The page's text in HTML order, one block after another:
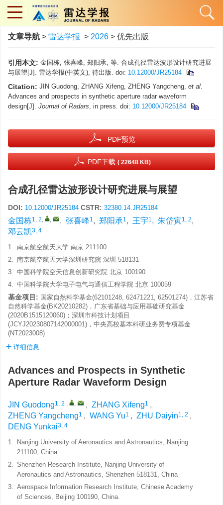
文章导航 > 雷达学报 > 2026 > 优先出版
引用本文: 金国栋, 张喜峰, 郑阳承, 等. 合成孔径雷达波形设计研究进展
与展望[J]. 雷达学报(中英文), 待出版. doi: 10.12000/JR25184
Citation: JIN Guodong, ZHANG Xifeng, ZHENG Yangcheng, et al.
Advances and prospects in synthetic aperture radar waveform
design[J]. Journal of Radars, in press. doi: 10.12000/JR25184
PDF预览
PDF下载 ( 22648 KB)
合成孔径雷达波形设计研究进展与展望
DOI: 10.12000/JR25184 CSTR: 32380.14.JR25184
金国栋1, 2, , , 张喜峰1, 郑阳承1, 王宇1, 朱岱寅1, 2,
邓云凯3, 4
1. 南京航空航天大学 南京 211100
2. 南京航空航天大学深圳研究院 深圳 518131
3. 中国科学院空天信息创新研究院 北京 100190
4. 中国科学院大学电子电气与通信工程学院 北京 100059
基金项目: 国家自然科学基金(62101248, 62471221, 62501274)，江苏省
自然科学基金(BK20210282)，广东省基础与应用基础研究基金
(2020B1515120060)；深圳市科技计划项目
(JCYJ20230807142000001)，中央高校基本科研业务费专项基金
(NT2023008)
详细信息
Advances and Prospects in Synthetic
Aperture Radar Waveform Design
JIN Guodong1, 2 , , , ZHANG Xifeng1 ,
ZHENG Yangcheng1 , WANG Yu1 , ZHU Daiyin1, 2 ,
DENG Yunkai3, 4
1.
Nanjing University of Aeronautics and Astronautics, Nanjing
211100, China
2. Shenzhen Research Institute, Nanjing University of
Aeronautics and Astronautics, Shenzhen 518131, China
3. Aerospace Information Research Institute, Chinese Academy
of Sciences, Beijing 100190, China.